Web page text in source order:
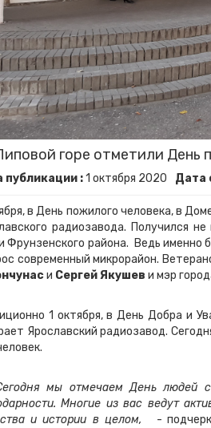
горе отметили День
публикации :1 октября 2020 Дата
в День пожилого человека, в
радиозавода. Получился
Фрунзенского района. Ведь именно
современный микрорайон.
и Сергей Якушев и мэр
1 октября, в День Добра и
Ярославский радиозавод.
мы отмечаем День людей
Многие из вас ведут
и истории в целом, -